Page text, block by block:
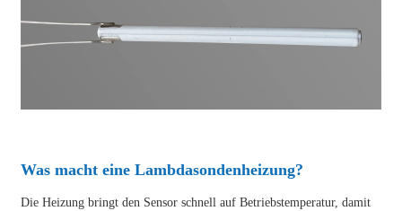
Was macht eine Lambdasondenheizung?
Die Heizung bringt den Sensor schnell auf Betriebstemperatur, damit